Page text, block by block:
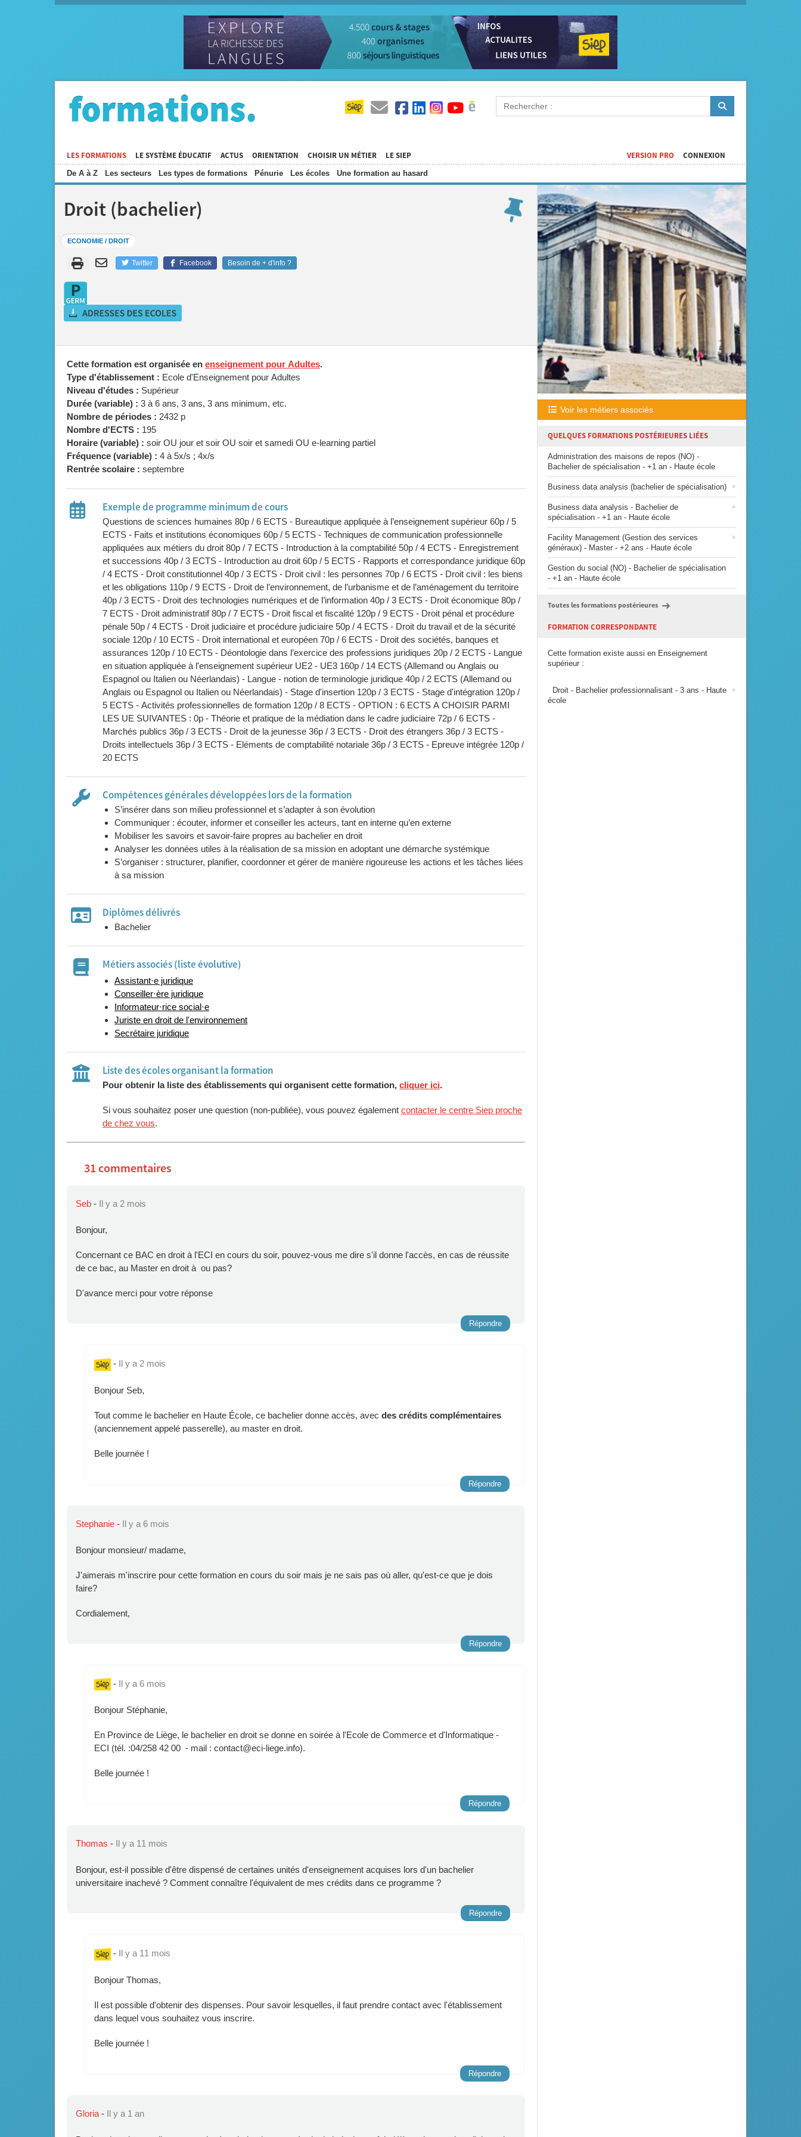
LES FORMATIONS
De A à Z Les secteurs Les types de formations Pénurie Les écoles Une formation au hasard
LE SYSTÈME ÉDUCATIF ACTUS ORIENTATION CHOISIR UN MÉTIER LE SIEP CONNEXION
VERSION PRO
Droit (bachelier)
ECONOMIE / DROIT
Twitter Facebook Besoin de + d'info ?
Cette formation est organisée en enseignement pour Adultes.
Type d'établissement : Ecole d'Enseignement pour Adultes
Niveau d'études : Supérieur
Durée (variable) :
3 à 6 ans, 3 ans, 3 ans minimum, etc.
Nombre de périodes : 2432 p
Nombre d'ECTS : 195
Horaire (variable) :
soir OU jour et soir OU soir et samedi OU e-learning partiel
Fréquence (variable) :
4 à 5x/s ; 4x/s
Rentrée scolaire : septembre
Exemple de programme minimum de cours
Questions de sciences humaines 80p / 6 ECTS - Bureautique appliquée à l’enseignement supérieur 60p / 5
ECTS - Faits et institutions économiques 60p / 5 ECTS - Techniques de communication professionnelle
appliquées aux métiers du droit 80p / 7 ECTS - Introduction à la comptabilité 50p / 4 ECTS - Enregistrement
et successions 40p / 3 ECTS - Introduction au droit 60p / 5 ECTS - Rapports et correspondance juridique 60p
/ 4 ECTS - Droit constitutionnel 40p / 3 ECTS - Droit civil : les personnes 70p / 6 ECTS - Droit civil : les biens
et les obligations 110p / 9 ECTS - Droit de l’environnement, de l’urbanisme et de l’aménagement du territoire
40p / 3 ECTS - Droit des technologies numériques et de l’information 40p / 3 ECTS - Droit économique 80p /
7 ECTS - Droit administratif 80p / 7 ECTS - Droit fiscal et fiscalité 120p / 9 ECTS - Droit pénal et procédure
pénale 50p / 4 ECTS - Droit judiciaire et procédure judiciaire 50p / 4 ECTS - Droit du travail et de la sécurité
sociale 120p / 10 ECTS - Droit international et européen 70p / 6 ECTS - Droit des sociétés, banques et
assurances 120p / 10 ECTS - Déontologie dans l’exercice des professions juridiques 20p / 2 ECTS - Langue
en situation appliquée à l'enseignement supérieur UE2 - UE3 160p / 14 ECTS (Allemand ou Anglais ou
Espagnol ou Italien ou Néerlandais) - Langue - notion de terminologie juridique 40p / 2 ECTS (Allemand ou
Anglais ou Espagnol ou Italien ou Néerlandais) - Stage d'insertion 120p / 3 ECTS - Stage d'intégration 120p /
5 ECTS - Activités professionnelles de formation 120p / 8 ECTS - OPTION : 6 ECTS A CHOISIR PARMI
LES UE SUIVANTES : 0p - Théorie et pratique de la médiation dans le cadre judiciaire 72p / 6 ECTS -
Marchés publics 36p / 3 ECTS - Droit de la jeunesse 36p / 3 ECTS - Droit des étrangers 36p / 3 ECTS -
Droits intellectuels 36p / 3 ECTS - Eléments de comptabilité notariale 36p / 3 ECTS - Epreuve intégrée 120p /
20 ECTS
Compétences générales développées lors de la formation
S’insérer dans son milieu professionnel et s’adapter à son évolution
Communiquer : écouter, informer et conseiller les acteurs, tant en interne qu’en externe
Mobiliser les savoirs et savoir-faire propres au bachelier en droit
Analyser les données utiles à la réalisation de sa mission en adoptant une démarche systémique
S’organiser : structurer, planifier, coordonner et gérer de manière rigoureuse les actions et les tâches liées
à sa mission
Diplômes délivrés
Bachelier
Métiers associés (liste évolutive)
Assistant·e juridique
Conseiller·ère juridique
Informateur·rice social·e
Juriste en droit de l'environnement
Secrétaire juridique
Liste des écoles organisant la formation
Pour obtenir la liste des établissements qui organisent cette formation, cliquer ici.
Si vous souhaitez poser une question (non-publiée), vous pouvez également contacter le centre Siep proche
de chez vous.
31 commentaires
Seb - Il y a 2 mois
Bonjour,
Concernant ce BAC en droit à l'ECI en cours du soir, pouvez-vous me dire s'il donne l'accès, en cas de réussite
de ce bac, au Master en droit à ou pas?
D'avance merci pour votre réponse
Répondre
- Il y a 2 mois
Bonjour Seb,
Tout comme le bachelier en Haute École, ce bachelier donne accès, avec des crédits complémentaires
(anciennement appelé passerelle), au master en droit.
Belle journée !
Répondre
Stephanie - Il y a 6 mois
Bonjour monsieur/ madame,
J'aimerais m'inscrire pour cette formation en cours du soir mais je ne sais pas où aller, qu'est-ce que je dois
faire?
Cordialement,
Répondre
- Il y a 6 mois
Bonjour Stéphanie,
En Province de Liège, le bachelier en droit se donne en soirée à l'Ecole de Commerce et d'Informatique -
ECI (tél. :04/258 42 00 - mail : contact@eci-liege.info).
Belle journée !
Répondre
Thomas - Il y a 11 mois
Bonjour, est-il possible d'être dispensé de certaines unités d'enseignement acquises lors d'un bachelier
universitaire inachevé ? Comment connaître l'équivalent de mes crédits dans ce programme ?
Répondre
- Il y a 11 mois
Bonjour Thomas,
Il est possible d'obtenir des dispenses. Pour savoir lesquelles, il faut prendre contact avec l'établissement
dans lequel vous souhaitez vous inscrire.
Belle journée !
Répondre
Gloria - Il y a 1 an
Voir les métiers associés
QUELQUES FORMATIONS POSTÉRIEURES LIÉES
Administration des maisons de repos (NO) -
Bachelier de spécialisation - +1 an - Haute école
Business data analysis (bachelier de spécialisation)
Business data analysis - Bachelier de
spécialisation - +1 an - Haute école
Facility Management (Gestion des services
généraux) - Master - +2 ans - Haute école
Gestion du social (NO) - Bachelier de spécialisation
- +1 an - Haute école
Toutes les formations postérieures
FORMATION CORRESPONDANTE
Cette formation existe aussi en Enseignement
supérieur :
Droit - Bachelier professionnalisant - 3 ans - Haute
école